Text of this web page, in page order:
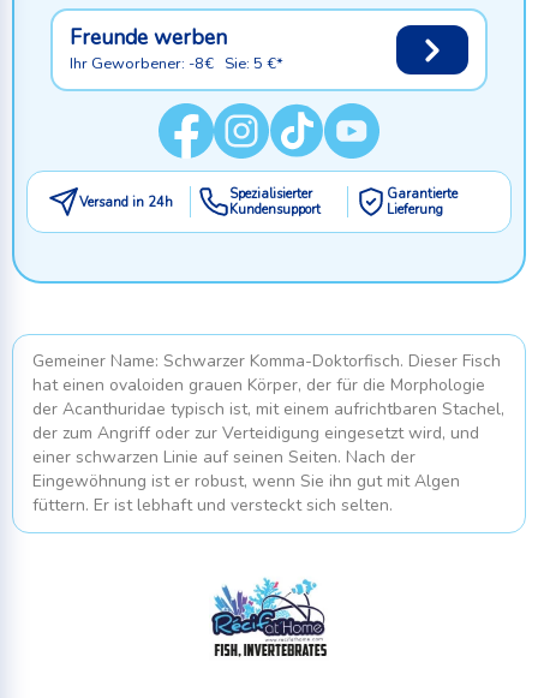
Freunde werben
Ihr Geworbener: -8€ Sie: 5 €*
Versand in 24h
Spezialisierter
Kundensupport
Garantierte
Lieferung
Gemeiner Name: Schwarzer Komma-Doktorfisch. Dieser Fisch
hat einen ovaloiden grauen Körper, der für die Morphologie
der Acanthuridae typisch ist, mit einem aufrichtbaren Stachel,
der zum Angriff oder zur Verteidigung eingesetzt wird, und
einer schwarzen Linie auf seinen Seiten. Nach der
Eingewöhnung ist er robust, wenn Sie ihn gut mit Algen
füttern. Er ist lebhaft und versteckt sich selten.